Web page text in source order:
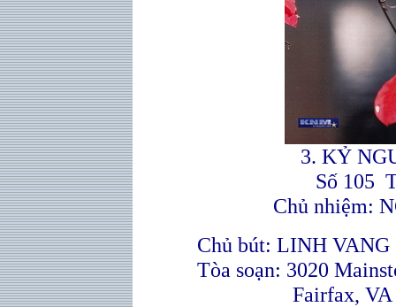
3. KỶ
Số 105
Chủ nhiệm:
Chủ bút: LINH VANG
Tòa soạn: 3020
Fairfax, VA